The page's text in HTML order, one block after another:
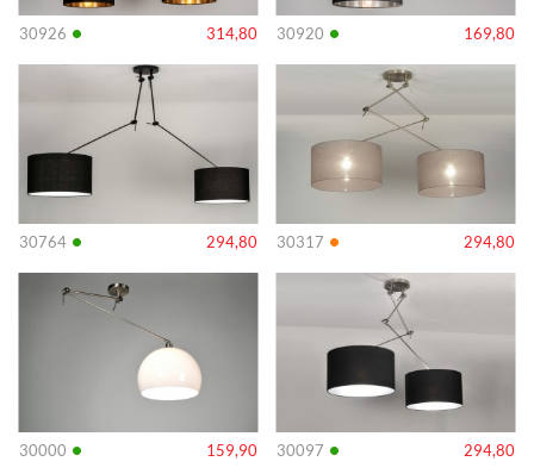
30926 • 314,80 30920 • 169,80
30764 • 294,80
Info
30317 • 294,80
Info
30000 • 159,90
Info
30097 • 294,80
Info